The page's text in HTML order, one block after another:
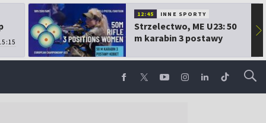
12:45 INNE SPORTY
Strzelectwo, ME U23: 50
m karabin 3 postawy
▶